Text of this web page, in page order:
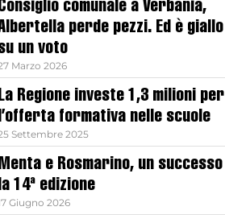
comunale a Verbania,
perde pezzi. Ed è giallo
un voto
Marzo 2026
Regione investe 1,3 milioni per
formativa nelle scuole
Settembre 2025
e Rosmarino, un successo
14ª edizione
Giugno 2026